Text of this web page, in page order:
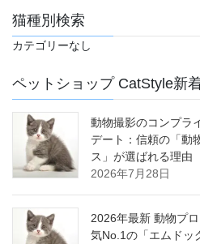
猫種別検索
カテゴリーなし
ペットショップ CatStyle新
動物撮影のコンプラ
デート：信頼の「動
ス」が選ばれる理由
2026年7月28日
2026年最新 動物プ
気No.1の「エムドッ